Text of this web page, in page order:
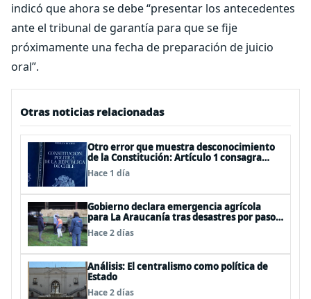
indicó que ahora se debe “presentar los antecedentes
ante el tribunal de garantía para que se fije
próximamente una fecha de preparación de juicio
oral”.
Otras noticias relacionadas
Otro error que muestra desconocimiento
de la Constitución: Artículo 1 consagra
resguardar la seguridad nacional y
proteger a los ciudadanos
Hace 1 día
Gobierno declara emergencia agrícola
para La Araucanía tras desastres por pasos
de sistemas frontales
Hace 2 días
Análisis: El centralismo como política de
Estado
Hace 2 días